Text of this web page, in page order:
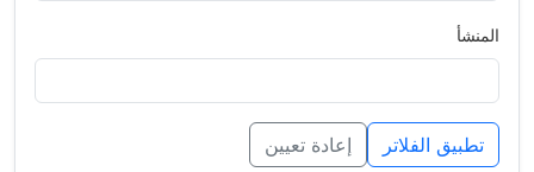
المنشأ
تطبيق الفلاتر إعادة تعيين